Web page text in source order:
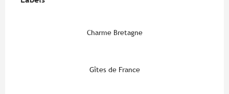
Charme Bretagne
Gîtes de France